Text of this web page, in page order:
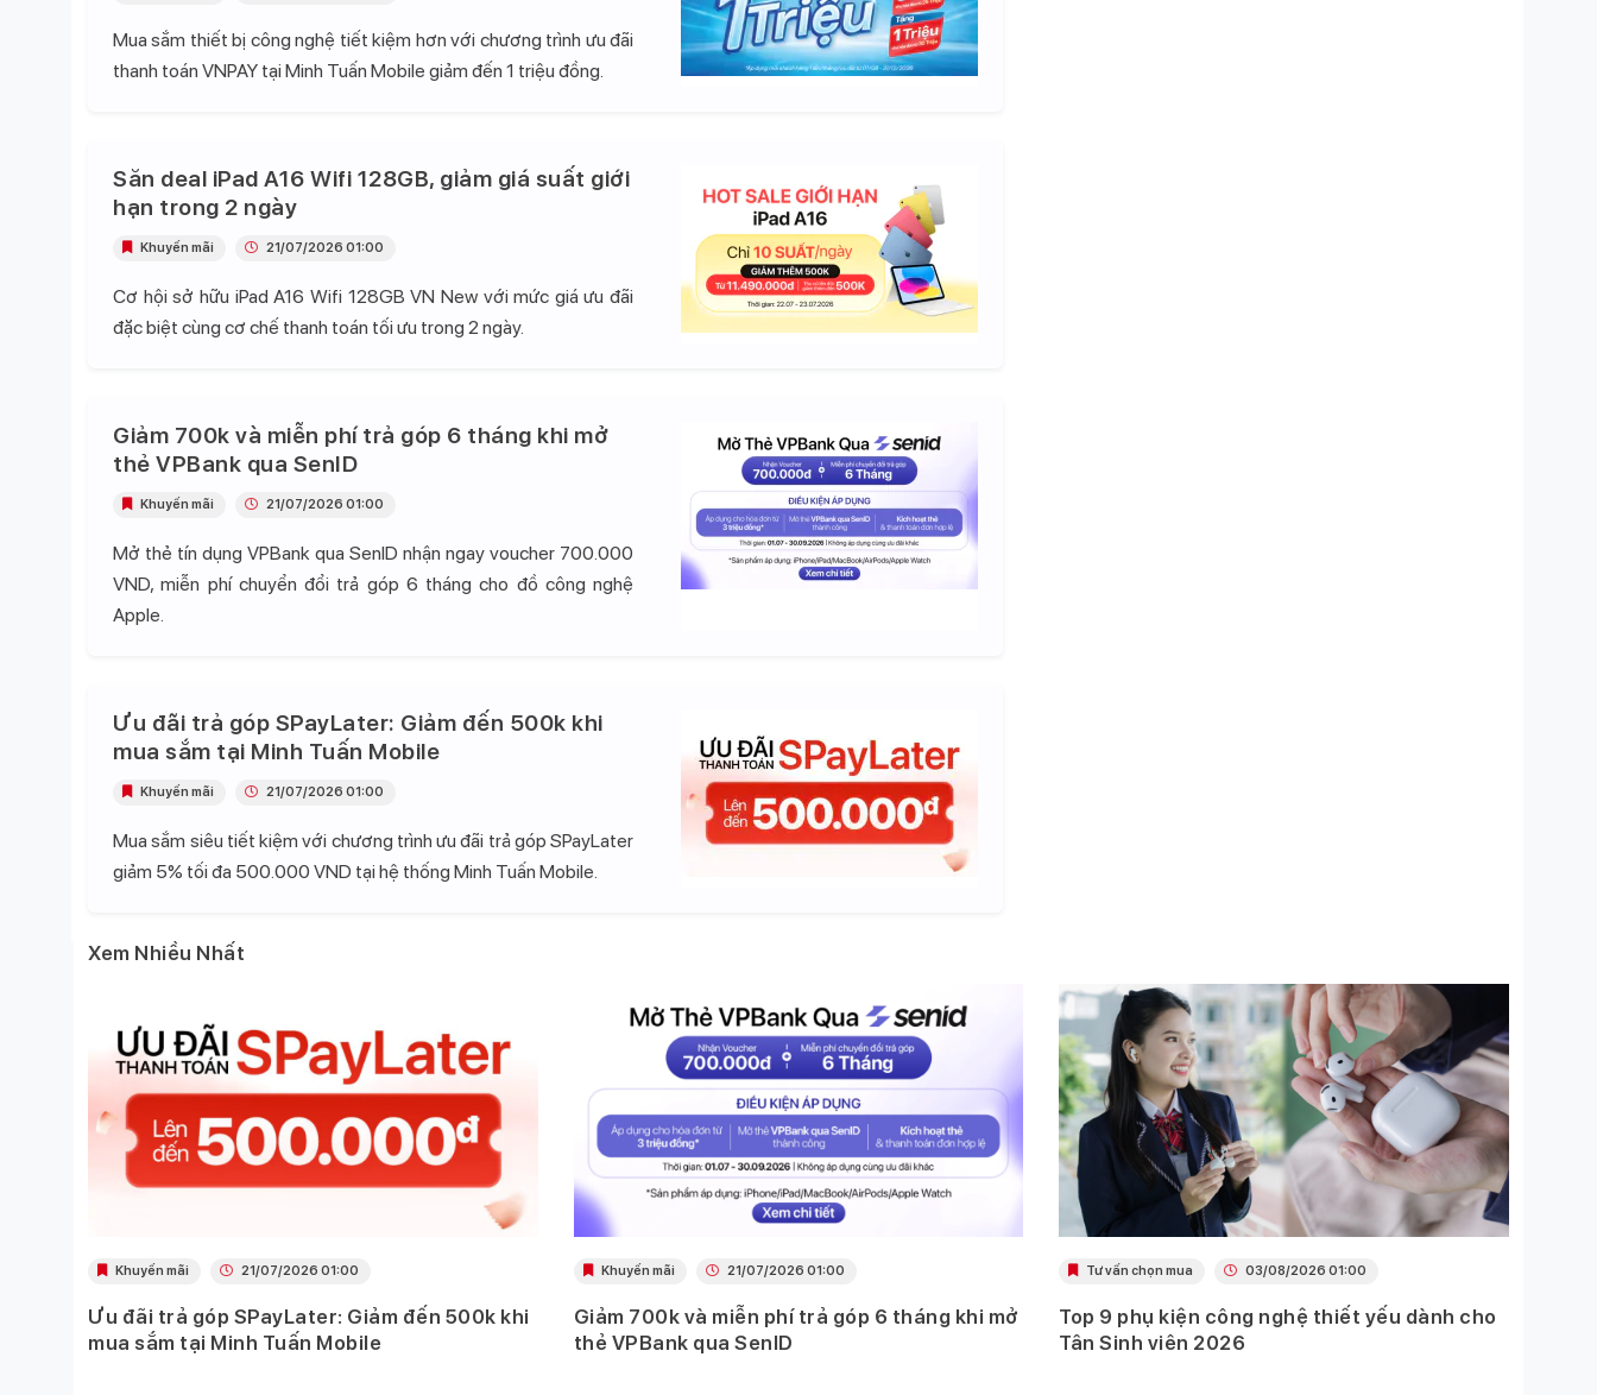
Mua sắm thiết bị công nghệ tiết kiệm hơn với chương trình ưu đãi
thanh toán VNPAY tại Minh Tuấn Mobile giảm đến 1 triệu đồng.
Săn deal iPad A16 Wifi 128GB, giảm giá suất giới
hạn trong 2 ngày
Cơ hội sở hữu iPad A16 Wifi 128GB VN New với mức giá ưu đãi
đặc biệt cùng cơ chế thanh toán tối ưu trong 2 ngày.
Khuyến mãi 21/07/2026 01:00
Giảm 700k và miễn phí trả góp 6 tháng khi mở
thẻ VPBank qua SenID
Mở thẻ tín dụng VPBank qua SenID nhận ngay voucher 700.000
VND, miễn phí chuyển đổi trả góp 6 tháng cho đồ công nghệ
Apple.
Khuyến mãi 21/07/2026 01:00
Ưu đãi trả góp SPayLater: Giảm đến 500k khi
mua sắm tại Minh Tuấn Mobile
Mua sắm siêu tiết kiệm với chương trình ưu đãi trả góp SPayLater
giảm 5% tối đa 500.000 VND tại hệ thống Minh Tuấn Mobile.
Khuyến mãi 21/07/2026 01:00
Xem Nhiều Nhất
Khuyến mãi 21/07/2026 01:00
Ưu đãi trả góp SPayLater: Giảm đến 500k khi
mua sắm tại Minh Tuấn Mobile
Khuyến mãi 21/07/2026 01:00
Giảm 700k và miễn phí trả góp 6 tháng khi mở
thẻ VPBank qua SenID
Tư vấn chọn mua 03/08/2026 01:00
Top 9 phụ kiện công nghệ thiết yếu dành cho
Tân Sinh viên 2026